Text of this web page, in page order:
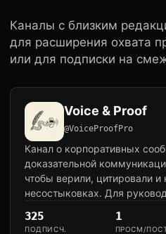
Каналы с близким
для расширения охвата
или для подписки на
Voice & Proof
@VoiceProofPro
Канал о корпоративных
доказательной
чтобы верили, цитировали и
несостыковках. Для
325
ПОДПИСЧ.
1
ПРОСМ/